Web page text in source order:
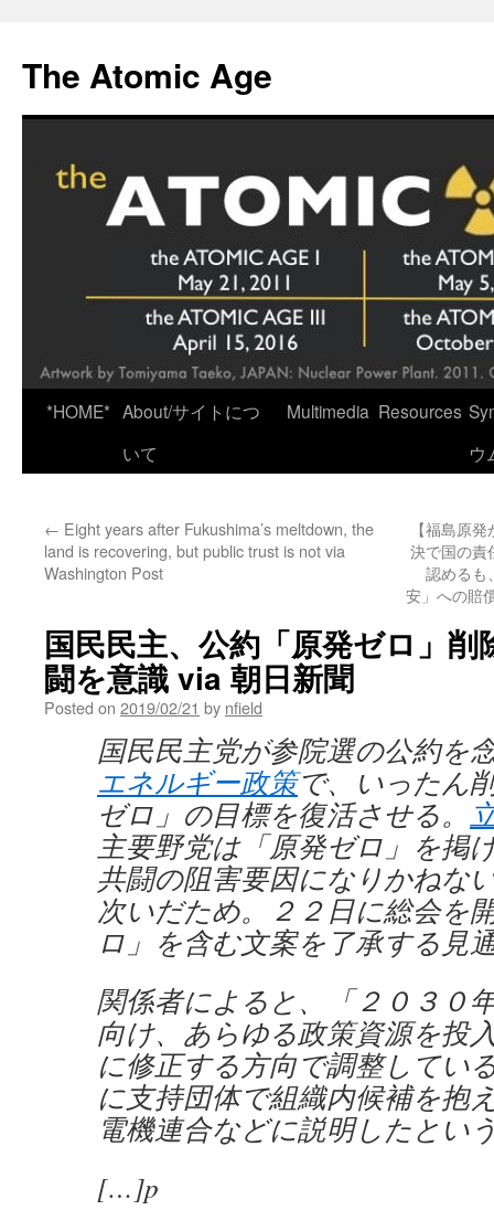
content
The Atomic Age
*HOME* About/サイトにつ
いて
Multimedia Resources
ウ
← Eight years after Fukushima’s meltdown, the
land is recovering, but public trust is not via
Washington Post
【福島原
決で国の責
認めるも
安」への賠
国民民主、公約「原発ゼロ」
闘を意識 via 朝日新聞
Posted on 2019/02/21 by nfield
国民民主党が参院選の公約を
エネルギー政策で、いったん
ゼロ」の目標を復活させる。
主要野党は「原発ゼロ」を掲
共闘の阻害要因になりかねな
次いだため。２２日に総会を
ロ」を含む文案を了承する見
関係者によると、「２０３０
向け、あらゆる政策資源を投
に修正する方向で調整してい
に支持団体で組織内候補を抱
電機連合などに説明したとい
[…]p